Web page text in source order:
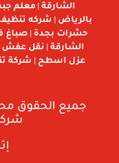
الشارقة |معلم
بالرياض
شركه
حشرات بجدة
صباغ
الشارقة
نقل عفش
عزل اسطح
شركة
جميع الحقوق